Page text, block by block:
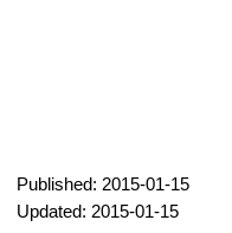
Published: 2015-01-15
Updated: 2015-01-15